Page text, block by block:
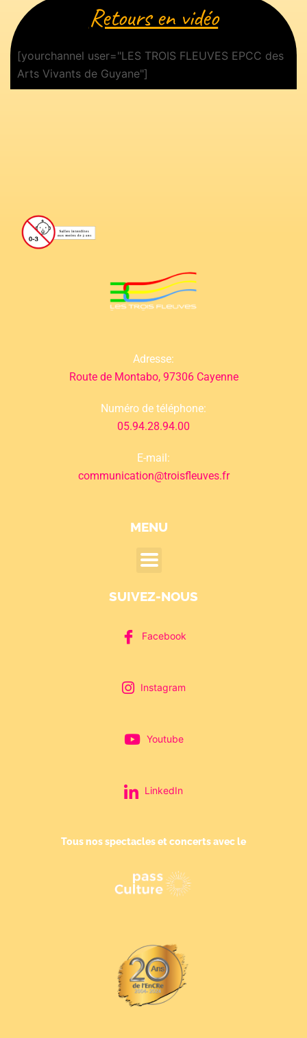
Retours en vidéo
[yourchannel user="LES TROIS FLEUVES EPCC des
Arts Vivants de Guyane"]
Adresse:
Route de Montabo, 97306 Cayenne
Numéro de téléphone:
05.94.28.94.00
E-mail:
communication@troisfleuves.fr
MENU
SUIVEZ-NOUS
Facebook
Instagram
Youtube
LinkedIn
Tous nos spectacles et concerts avec le